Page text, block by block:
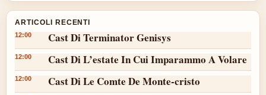
ARTICOLI RECENTI
12:00 Cast Di Terminator Genisys
12:00 Cast Di L’estate In Cui Imparammo A Volare
12:00 Cast Di Le Comte De Monte-cristo